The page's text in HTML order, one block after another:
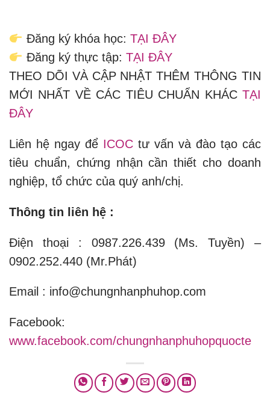
Đăng ký khóa học: TẠI ĐÂY
Đăng ký thực tập: TẠI ĐÂY
THEO DÕI VÀ CẬP NHẬT THÊM THÔNG TIN
MỚI NHẤT VỀ CÁC TIÊU CHUẨN KHÁC TẠI
ĐÂY
Liên hệ ngay để ICOC tư vấn và đào tạo các
tiêu chuẩn, chứng nhận cần thiết cho doanh
nghiệp, tổ chức của quý anh/chị.
Thông tin liên hệ :
Điện thoại : 0987.226.439 (Ms. Tuyền) –
0902.252.440 (Mr.Phát)
Email : info@chungnhanphuhop.com
Facebook:
www.facebook.com/chungnhanphuhopquocte